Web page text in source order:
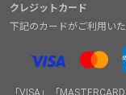
クレジットカード
下記のカードがご利用いた